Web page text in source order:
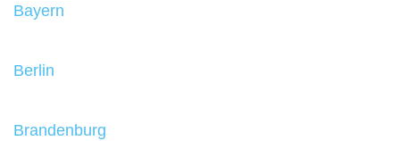
Bayern
Berlin
Brandenburg